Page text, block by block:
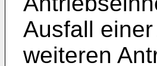
Ausfall
weiteren